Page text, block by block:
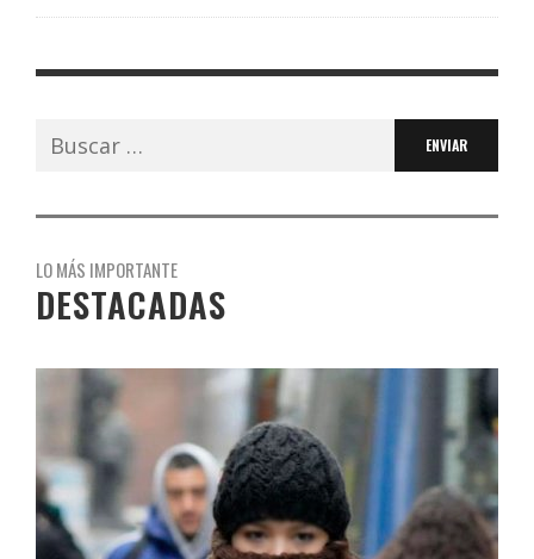
Buscar:
LO MÁS IMPORTANTE
DESTACADAS